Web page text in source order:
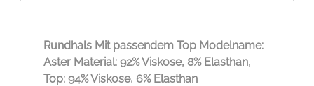
Rundhals Mit passendem Top Modelname:
Aster Material: 92% Viskose, 8% Elasthan,
Top: 94% Viskose, 6% Elasthan